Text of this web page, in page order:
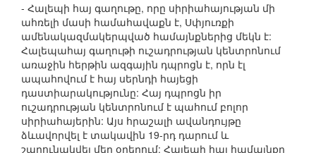
- Հալեպի հայ գաղութը, որը սիրիահայության մի
ահռելի մասի համահավաքն է, Սփյուռքի
ամենակազմակերպված համայնքներից մեկն է:
Հալեպահայ գաղութի ուշադրության կենտրոնում
առաջին հերթին ազգային դպրոցն է, որն էլ
ապահովում է հայ սերնդի հայեցի
դաստիարակությունը: Հայ դպրոցն իր
ուշադրության կենտրոնում է պահում բոլոր
սիրիահայերին: Այս հրաշալի ավանդույթը
ձևավորվել է տակավին 19-րդ դարում և
շարունակվել մեր օրերում: Հալեպի հայ համայնքը